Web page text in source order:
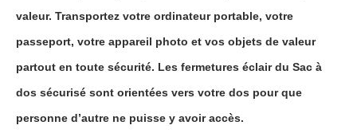
valeur. Transportez votre ordinateur portable, votre
passeport, votre appareil photo et vos objets de valeur
partout en toute sécurité. Les fermetures éclair du Sac à
dos sécurisé sont orientées vers votre dos pour que
personne d’autre ne puisse y avoir accès.